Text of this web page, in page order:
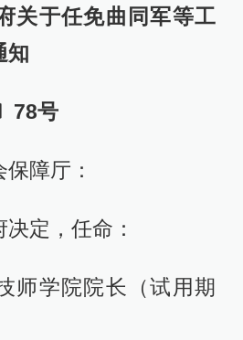
关于任免曲同军等工
知
78号
障厅：
定，任命：
师学院院长（试用期